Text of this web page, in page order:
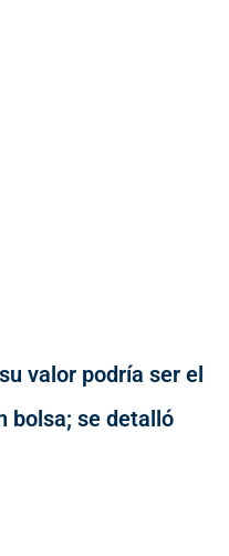
valor podría ser el
bolsa; se detalló